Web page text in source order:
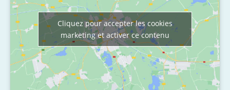
Cliquez pour accepter les cookies
marketing et activer ce contenu